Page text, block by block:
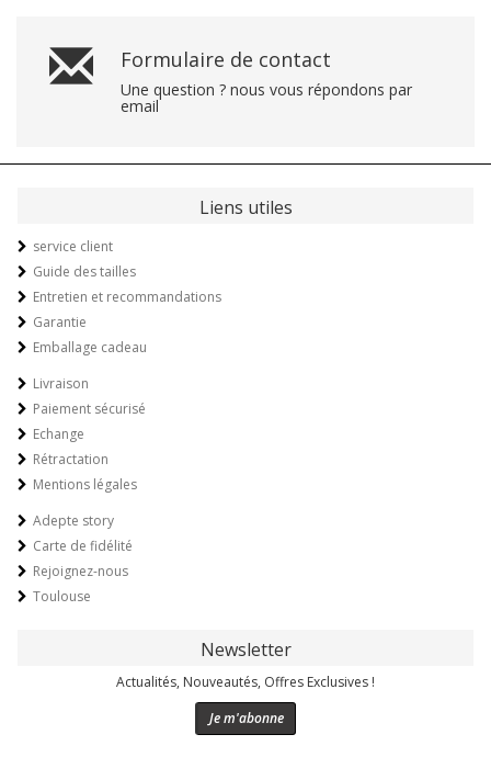
Formulaire de contact
Une question ? nous vous répondons par
email
Liens utiles
service client
Guide des tailles
Entretien et recommandations
Garantie
Emballage cadeau
Livraison
Paiement sécurisé
Echange
Rétractation
Mentions légales
Adepte story
Carte de fidélité
Rejoignez-nous
Toulouse
Newsletter
Actualités, Nouveautés, Offres Exclusives !
Je m'abonne